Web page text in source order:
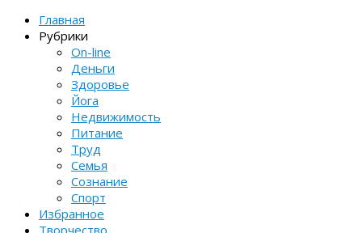
Главная
Рубрики
On-line
Деньги
Здоровье
Йога
Недвижимость
Питание
Труд
Семья
Сознание
Спорт
Избранное
Творчество